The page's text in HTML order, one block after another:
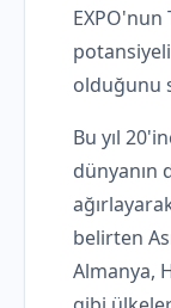
olduğunu
Bu yıl
dünyanın
belirten
Almanya,